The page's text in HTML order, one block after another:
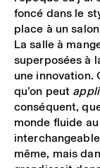
foncé dans le
place à un
La salle à
superposées à
une innovation.
qu’on peut
conséquent,
monde fluide
même, mais